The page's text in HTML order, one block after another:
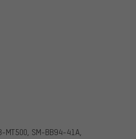
MT500, SM-BB94-41A,